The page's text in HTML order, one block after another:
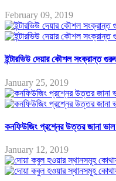
February 09, 2019
ইন্টারভিউ দেয়ার কৌশল সংক্রান্ত
January 25, 2019
কনফিউজিং প্রশ্নের উত্তর জানা ভাল
January 12, 2019